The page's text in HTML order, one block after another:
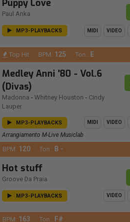
Puppy Love
Paul Anka
MP3-PLAYBACKS MIDI VIDEO
Top Hit BPM: 125 Ton.: E
Medley Anni '80 - Vol.6
(Divas)
Madonna - Whitney Houston - Cindy
Lauper
MP3-PLAYBACKS MIDI VIDEO
Arrangiamento M-Live Musiclab
BPM: 120 Ton.: B -
Hot stuff
Groove Da Praia
MP3-PLAYBACKS VIDEO
BPM: 163 Ton.: F#